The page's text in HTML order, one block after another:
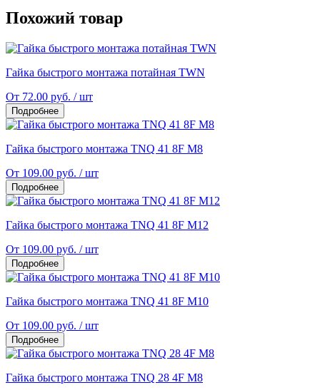
Похожий товар
Гайка быстрого монтажа потайная TWN
От 72.00 руб. / шт
Подробнее
Гайка быстрого монтажа TNQ 41 8F M8
От 109.00 руб. / шт
Подробнее
Гайка быстрого монтажа TNQ 41 8F M12
От 109.00 руб. / шт
Подробнее
Гайка быстрого монтажа TNQ 41 8F M10
От 109.00 руб. / шт
Подробнее
Гайка быстрого монтажа TNQ 28 4F M8